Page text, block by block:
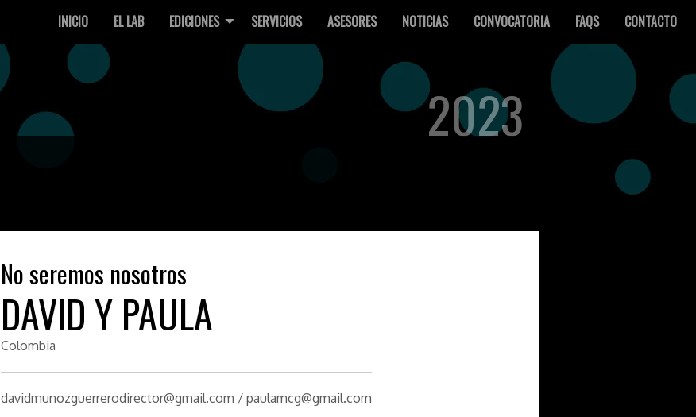
INICIO EL LAB EDICIONES SERVICIOS ASESORES NOTICIAS CONVOCATORIA FAQS CONTACTO
2023
No seremos nosotros
DAVID Y PAULA
Colombia
davidmunozguerrerodirector@gmail.com / paulamcg@gmail.com